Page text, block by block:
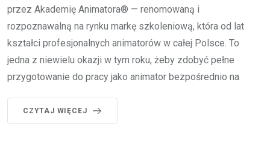
przez Akademię Animatora® — renomowaną i
rozpoznawalną na rynku markę szkoleniową, która od lat
kształci profesjonalnych animatorów w całej Polsce. To
jedna z niewielu okazji w tym roku, żeby zdobyć pełne
przygotowanie do pracy jako animator bezpośrednio na
CZYTAJ WIĘCEJ